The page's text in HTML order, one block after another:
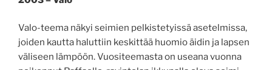
Valo-teema näkyi seimien pelkistetyissä asetelmissa,
joiden kautta haluttiin keskittää huomio äidin ja lapsen
väliseen lämpöön. Vuositeemasta on useana vuonna